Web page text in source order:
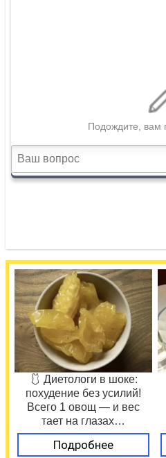
🩱 Диетологи в шоке:
похудение без усилий!
Всего 1 овощ — и вес
тает на глазах…
Подробнее